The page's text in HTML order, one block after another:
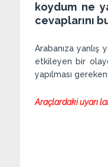
koydum ne
cevaplarını
Arabanıza
etkileyen bir
yapılması
Araçlardaki uyarı